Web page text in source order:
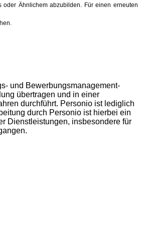
Ähnlichem abzubilden. Für einen erneuten
und Bewerbungsmanagement-
übertragen und in einer
durchführt. Personio ist lediglich
durch Personio ist hierbei ein
Dienstleistungen, insbesondere für